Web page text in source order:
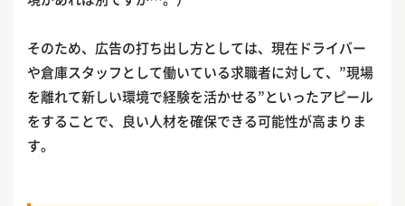
そのため、広告の打ち出し方としては、現在ドライバー
や倉庫スタッフとして働いている求職者に対して、”現場
を離れて新しい環境で経験を活かせる”といったアピール
をすることで、良い人材を確保できる可能性が高まりま
す。